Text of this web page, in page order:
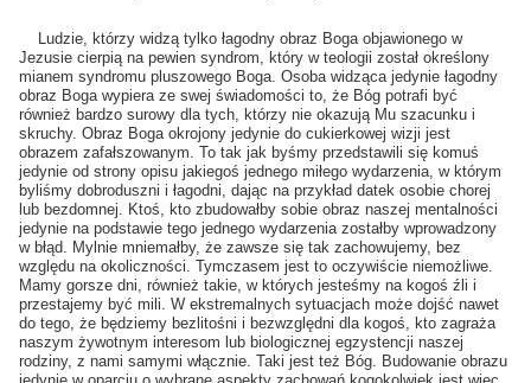
Ludzie, którzy widzą tylko łagodny obraz Boga objawionego w
Jezusie cierpią na pewien syndrom, który w teologii został określony
mianem syndromu pluszowego Boga. Osoba widząca jedynie łagodny
obraz Boga wypiera ze swej świadomości to, że Bóg potrafi być
również bardzo surowy dla tych, którzy nie okazują Mu szacunku i
skruchy. Obraz Boga okrojony jedynie do cukierkowej wizji jest
obrazem zafałszowanym. To tak jak byśmy przedstawili się komuś
jedynie od strony opisu jakiegoś jednego miłego wydarzenia, w którym
byliśmy dobroduszni i łagodni, dając na przykład datek osobie chorej
lub bezdomnej. Ktoś, kto zbudowałby sobie obraz naszej mentalności
jedynie na podstawie tego jednego wydarzenia zostałby wprowadzony
w błąd. Mylnie mniemałby, że zawsze się tak zachowujemy, bez
względu na okoliczności. Tymczasem jest to oczywiście niemożliwe.
Mamy gorsze dni, również takie, w których jesteśmy na kogoś źli i
przestajemy być mili. W ekstremalnych sytuacjach może dojść nawet
do tego, że będziemy bezlitośni i bezwzględni dla kogoś, kto zagraża
naszym żywotnym interesom lub biologicznej egzystencji naszej
rodziny, z nami samymi włącznie. Taki jest też Bóg. Budowanie obrazu